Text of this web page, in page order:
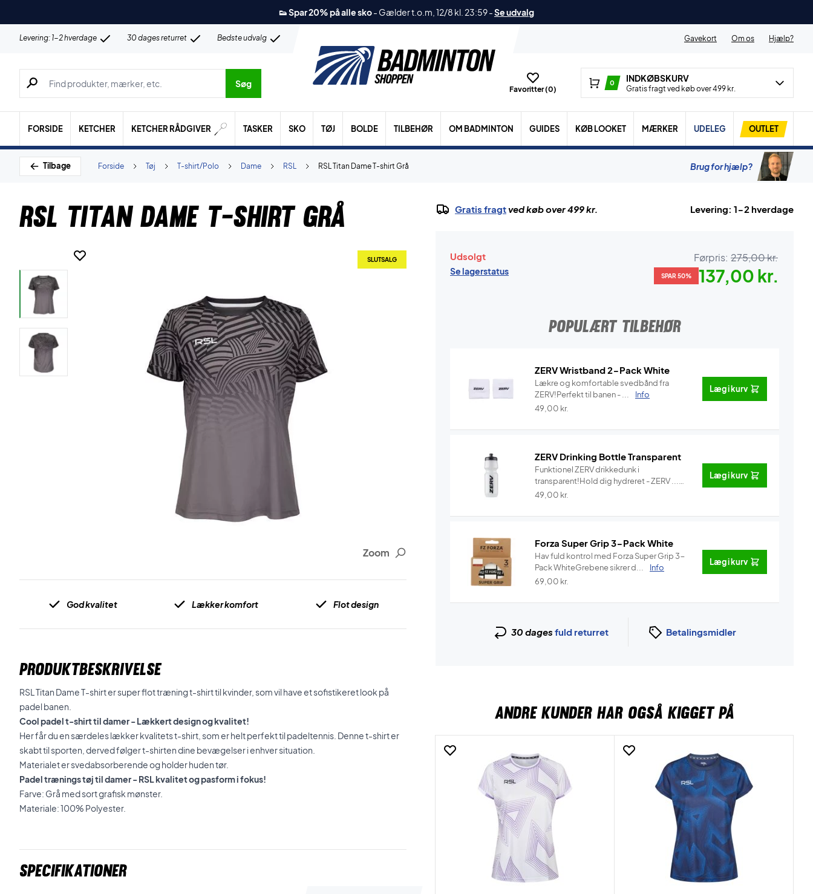
👟 Spar 20% på alle sko- Gælder t.o.m, 12/8 kl. 23:59-Se udvalg
Levering: 1-2 hverdage 30 dages returret Bedste udvalg Gavekort Om os Hjælp?
Søg efter produkter, mærker etc.
Søg
Favoritter (0)
0 INDKØBSKURV
Gratis fragt ved køb over 499 kr.
FORSIDE KETCHER KETCHER RÅDGIVER TASKER SKO TØJ BOLDE TILBEHØR OM BADMINTON GUIDES KØB LOOKET MÆRKER UDELEG OUTLET
Tilbage RSL Titan Dame T-shirt Grå
RSL
Dame
T-shirt/Polo
Tøj
Forside Brug for hjælp?
RSL Titan Dame T-shirt Grå
Zoom
SLUTSALG
God kvalitet Lækker komfort Flot design
PRODUKTBESKRIVELSE
RSL Titan Dame T-shirt er super flot træning t-shirt til kvinder, som vil have et sofistikeret look på
padel banen.
Cool padel t-shirt til damer - Lækkert design og kvalitet!
Her får du en særdeles lækker kvalitets t-shirt, som er helt perfekt til padeltennis. Denne t-shirt er
skabt til sporten, derved følger t-shirten dine bevægelser i enhver situation.
Materialet er svedabsorberende og holder huden tør.
Padel trænings tøj til damer - RSL kvalitet og pasform i fokus!
Farve: Grå med sort grafisk mønster.
Materiale: 100% Polyester.
Specifikationer
Gratis fragtved køb over 499 kr. Levering: 1-2 hverdage
Udsolgt
Se lagerstatus
Førpris: 275,00 kr.
SPAR 50% 137,00 kr.
POPULÆRT TILBEHØR
ZERV Wristband 2-Pack White
Lækre og komfortable svedbånd fra
ZERV!Perfekt til banen - ...
Info
49,00 kr.
Læg i kurv
ZERV Drinking Bottle Transparent
Funktionel ZERV drikkedunk i
transparent!Hold dig hydreret - ZERV ...
Info
49,00 kr.
Læg i kurv
Forza Super Grip 3-Pack White
Hav fuld kontrol med Forza Super Grip 3-
Pack WhiteGrebene sikrer d...
Info
69,00 kr.
Læg i kurv
30 dages fuld returret Betalingsmidler
ANDRE KUNDER HAR OGSÅ KIGGET PÅ